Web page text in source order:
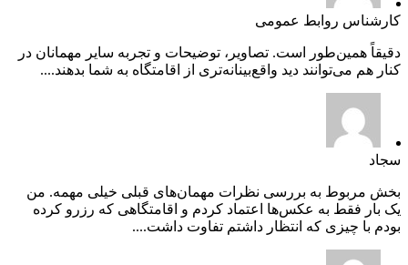
کارشناس روابط عمومی
دقیقاً همین‌طور است. تصاویر، توضیحات و تجربه سایر مهمانان در
کنار هم می‌توانند دید واقع‌بینانه‌تری از اقامتگاه به شما بدهند....
سجاد
بخش مربوط به بررسی نظرات مهمان‌های قبلی خیلی مهمه. من
یک بار فقط به عکس‌ها اعتماد کردم و اقامتگاهی که رزرو کرده
بودم با چیزی که انتظار داشتم تفاوت داشت....